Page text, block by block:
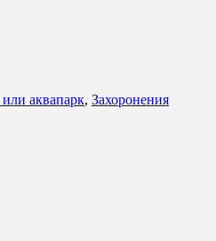
аквапарк, Захоронения